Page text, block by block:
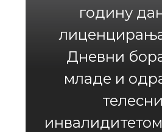
годину
Дневни
младе и